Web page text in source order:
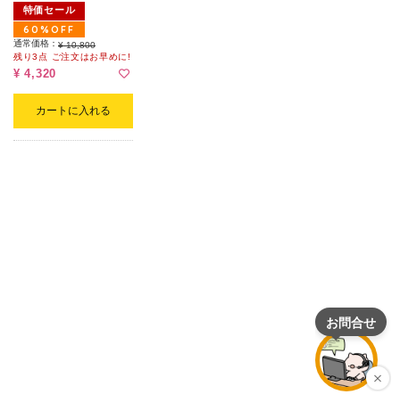
ダム）
特価セール
60%OFF
通常価格： ¥ 10,800
残り3点 ご注文はお早めに!
¥ 4,320
カートに入れる